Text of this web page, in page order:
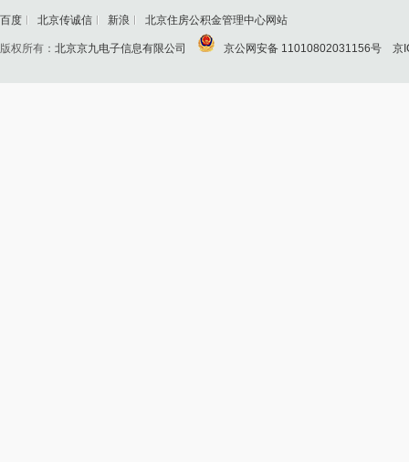
百度 北京传诚信 新浪 北京住房公积金管理中心网站
版权所有： 北京京九电子信息有限公司 京公网安备 11010802031156号 京